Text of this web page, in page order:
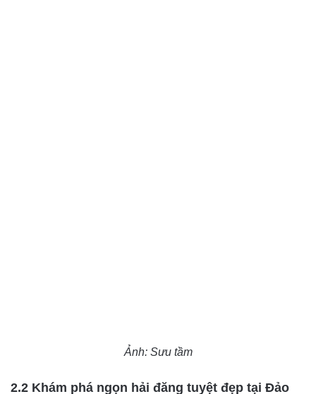
Ảnh: Sưu tầm
2.2 Khám phá ngọn hải đăng tuyệt đẹp tại Đảo